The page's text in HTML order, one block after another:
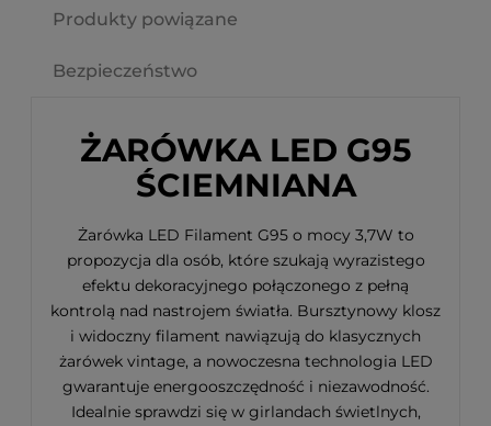
Produkty powiązane
Bezpieczeństwo
ŻARÓWKA LED G95
ŚCIEMNIANA
Żarówka LED Filament G95 o mocy 3,7W to
propozycja dla osób, które szukają wyrazistego
efektu dekoracyjnego połączonego z pełną
kontrolą nad nastrojem światła. Bursztynowy klosz
i widoczny filament nawiązują do klasycznych
żarówek vintage, a nowoczesna technologia LED
gwarantuje energooszczędność i niezawodność.
Idealnie sprawdzi się w girlandach świetlnych,